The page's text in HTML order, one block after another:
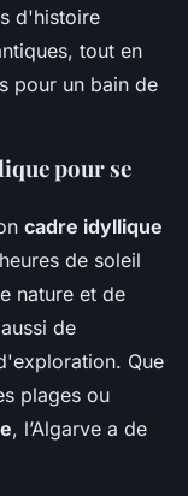
d'histoire
tout en
pour un bain de
pour se
cadre idyllique
de soleil
nature et de
de
Que
plages ou
, l’Algarve a de